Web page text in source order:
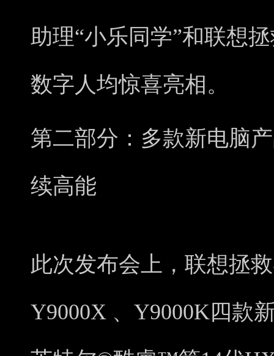
助理“小乐同学”和联想
数字人均惊喜亮相。
第二部分：多款新电脑
续高能
此次发布会上，联想拯
Y9000X 、Y9000K四款